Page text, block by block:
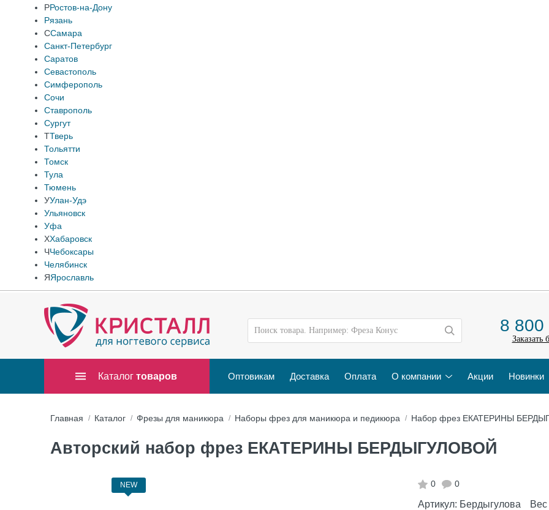
РРостов-на-Дону
Рязань
ССамара
Санкт-Петербург
Саратов
Севастополь
Симферополь
Сочи
Ставрополь
Сургут
ТТверь
Тольятти
Томск
Тула
Тюмень
УУлан-Удэ
Ульяновск
Уфа
ХХабаровск
ЧЧебоксары
Челябинск
ЯЯрославль
8 800
Заказать
Каталог товаров Оптовикам Доставка Оплата О компании Акции Новинки
Главная Каталог Фрезы для маникюра Наборы фрез для маникюра и педикюра Набор фрез ЕКАТЕРИНЫ
Авторский набор фрез ЕКАТЕРИНЫ БЕРДЫГУЛОВОЙ
NEW 0 0
Артикул: Бердыгулова
Вес